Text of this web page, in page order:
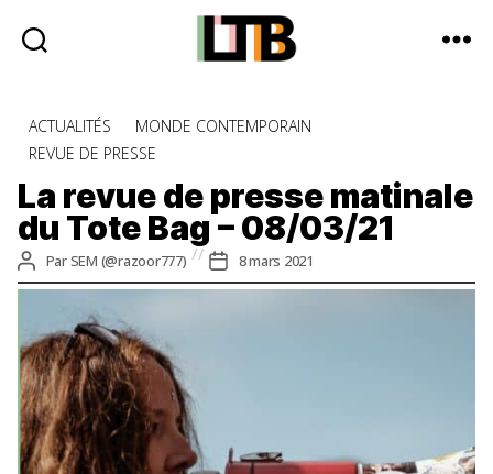
Bag
Média
d'information
quotidienne
Catégories
ACTUALITÉS
MONDE CONTEMPORAIN
REVUE DE PRESSE
La revue de presse matinale
du Tote Bag – 08/03/21
Auteur
de
ParSEM (@razoor777)
Date
de
8 mars 2021